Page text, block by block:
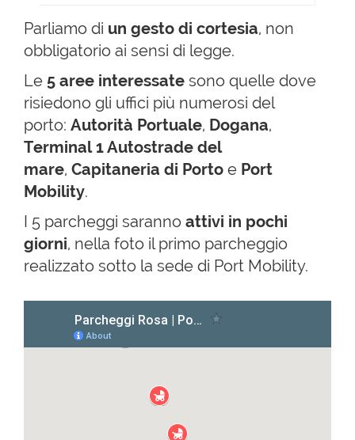
Parliamo di un gesto di cortesia, non
obbligatorio ai sensi di legge.
Le 5 aree interessate sono quelle dove
risiedono gli uffici più numerosi del
porto: Autorità Portuale, Dogana,
Terminal 1 Autostrade del
mare, Capitaneria di Porto e Port
Mobility.
I 5 parcheggi saranno attivi in pochi
giorni, nella foto il primo parcheggio
realizzato sotto la sede di Port Mobility.